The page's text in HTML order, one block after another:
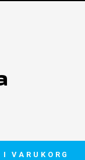
I VARUKORG